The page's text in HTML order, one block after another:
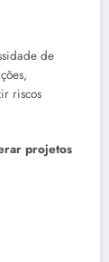
de
riscos
projetos